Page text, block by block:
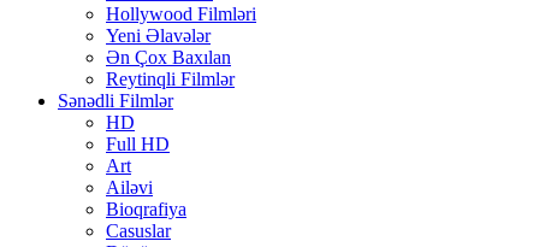
Hollywood Filmləri
Yeni Əlavələr
Ən Çox Baxılan
Reytinqli Filmlər
Sənədli Filmlər
HD
Full HD
Art
Ailəvi
Bioqrafiya
Casuslar